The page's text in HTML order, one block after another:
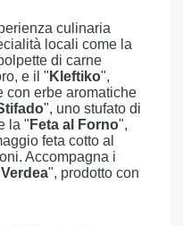
culinaria
locali come la
di carne
e il " Kleftiko",
con erbe aromatiche
", uno stufato di
la " Feta al Forno",
feta cotto al
Accompagna i
Verdea", prodotto con